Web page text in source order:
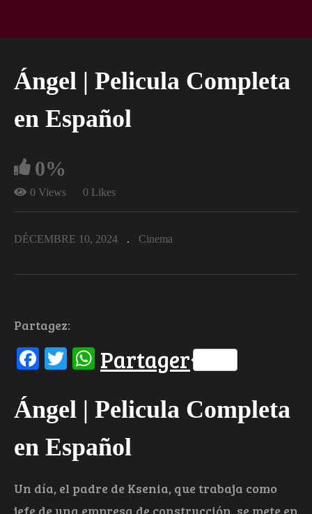
Ángel | Pelicula Completa
en Español
0%
0 Views 0 Likes
DÉCEMBRE 10, 2024 Cinema
Partagez:
Facebook
Twitter
WhatsApp
Partager
Ángel | Pelicula Completa
en Español
Un día, el padre de Ksenia, que trabaja como